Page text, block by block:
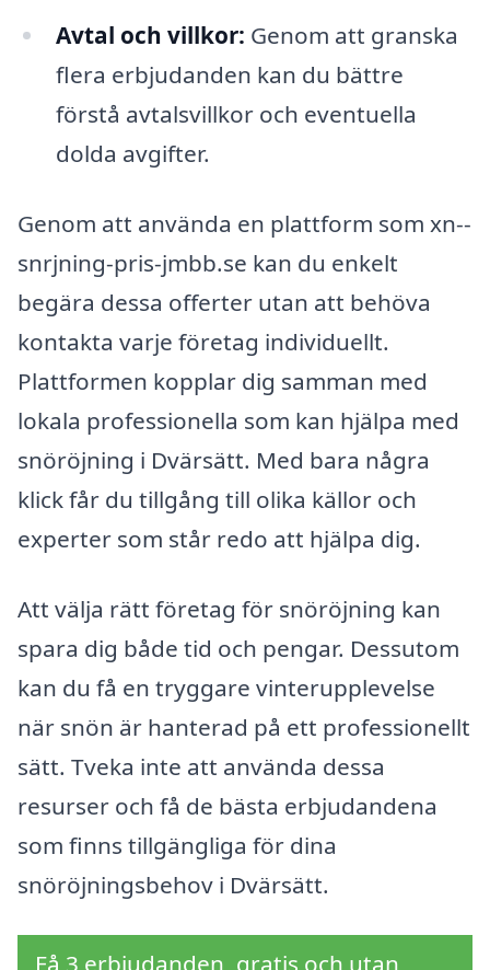
Avtal och villkor: Genom att granska
flera erbjudanden kan du bättre
förstå avtalsvillkor och eventuella
dolda avgifter.
Genom att använda en plattform som xn--
snrjning-pris-jmbb.se kan du enkelt
begära dessa offerter utan att behöva
kontakta varje företag individuellt.
Plattformen kopplar dig samman med
lokala professionella som kan hjälpa med
snöröjning i Dvärsätt. Med bara några
klick får du tillgång till olika källor och
experter som står redo att hjälpa dig.
Att välja rätt företag för snöröjning kan
spara dig både tid och pengar. Dessutom
kan du få en tryggare vinterupplevelse
när snön är hanterad på ett professionellt
sätt. Tveka inte att använda dessa
resurser och få de bästa erbjudandena
som finns tillgängliga för dina
snöröjningsbehov i Dvärsätt.
Få 3 erbjudanden, gratis och utan